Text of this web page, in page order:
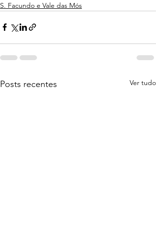
S. Facundo e Vale das Mós
Posts recentes Ver tudo